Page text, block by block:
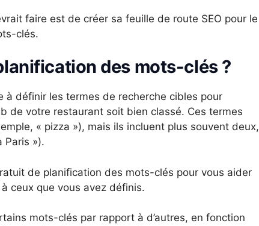
faire est de créer sa feuille de route SEO pour le
clés.
des mots-clés ?
définir les termes de recherche cibles pour
de votre restaurant soit bien classé. Ces termes
« pizza »), mais ils incluent plus souvent deux,
Paris »).
de planification des mots-clés pour vous aider
ceux que vous avez définis.
mots-clés par rapport à d’autres, en fonction